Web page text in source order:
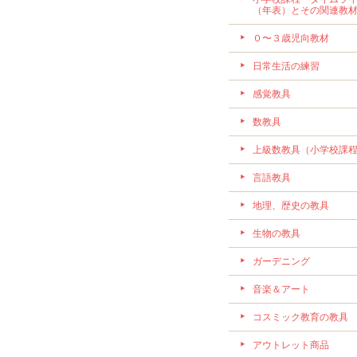
（年表）とその関連教材
０〜３歳児向教材
日常生活の練習
感覚教具
数教具
上級数教具（小学校課
言語教具
地理、歴史の教具
生物の教具
ガーデニング
音楽＆アート
コスミック教育の教具
アウトレット商品